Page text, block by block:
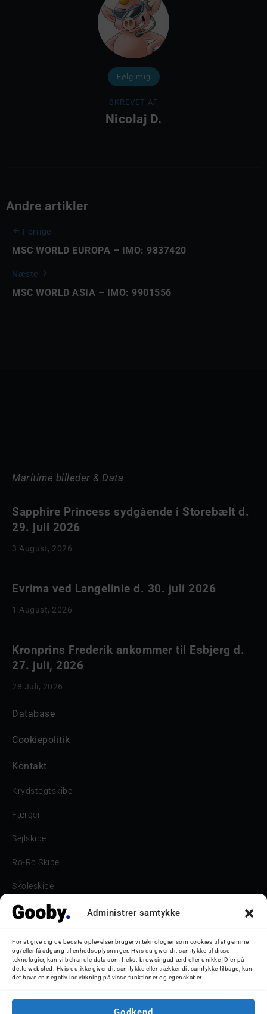
Administrer samtykke
For at give dig de bedste oplevelser bruger vi teknologier som cookies til at gemme
og/eller få adgang til enhedsoplysninger. Hvis du giver dit samtykke til disse
teknologier, kan vi behandle data som f.eks. browsingadfærd eller unikke ID'er på
dette websted. Hvis du ikke giver dit samtykke eller trækker dit samtykke tilbage, kan
det have en negativ indvirkning på visse funktioner og egenskaber.
Følg mig
SKREVET AF
Nicolaj D.
Andre artikler
Forrige
MSC WORLD EUROPA – IMO: 9837420
Næste
MSC WORLD ASIA – IMO: 9901556
Maritime billeder & Data
Sapphire Princess sydgående i Storebælt d.
29. juli 2026
3 August, 2026
Evrima ved Langelinie d. 30. juli 2026
1 August, 2026
Kronprins Frederik ankommer til Esbjerg d.
27. juli, 2026
28 Juli, 2026
Database
Cookiepolitik
Kontakt
Krydstogtskibe
Færger
Sejlskibe
Ro-Ro Skibe
Skoleskibe
Havne & Turbåde samt restaurantionsskibe
Bilskib
Storebæltsbroen